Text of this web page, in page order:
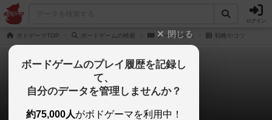
ログイン
ボドゲーマTOP ボードゲームの検索 ノートルダム 戦略やコツ
ノートルダム
3件の戦略やコツ
閉じる
ボードゲームのプレイ履歴を記録し
て、
自分のデータを管理しませんか？
約75,000人がボドゲーマを利用中！